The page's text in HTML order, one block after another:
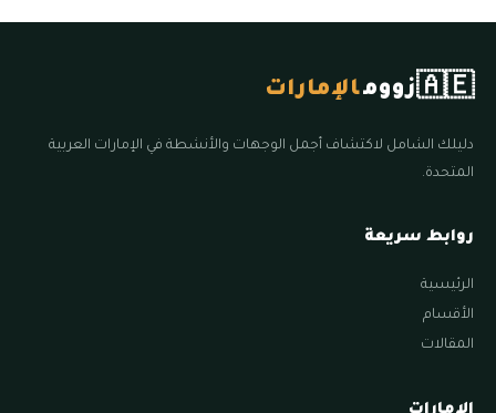
🇦🇪زوومالإمارات
دليلك الشامل لاكتشاف أجمل الوجهات والأنشطة في الإمارات العربية
المتحدة.
روابط سريعة
الرئيسية
الأقسام
المقالات